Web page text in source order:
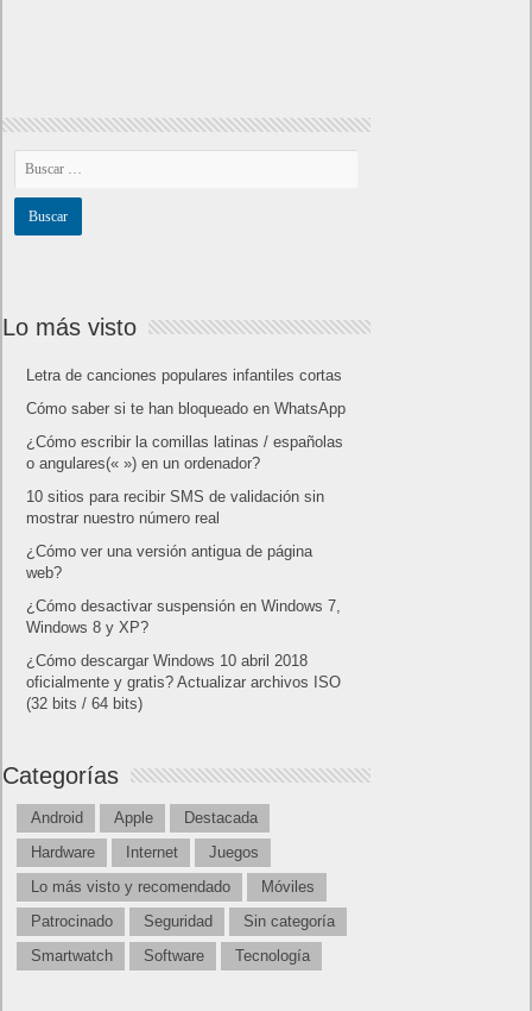
Lo más visto
Letra de canciones populares infantiles cortas
Cómo saber si te han bloqueado en WhatsApp
¿Cómo escribir la comillas latinas / españolas
o angulares(« ») en un ordenador?
10 sitios para recibir SMS de validación sin
mostrar nuestro número real
¿Cómo ver una versión antigua de página
web?
¿Cómo desactivar suspensión en Windows 7,
Windows 8 y XP?
¿Cómo descargar Windows 10 abril 2018
oficialmente y gratis? Actualizar archivos ISO
(32 bits / 64 bits)
Categorías
Android Apple
Destacada
Hardware
Internet
Juegos
Lo más visto y recomendado
Móviles
Patrocinado
Seguridad
Sin categoría
Smartwatch
Software Tecnología